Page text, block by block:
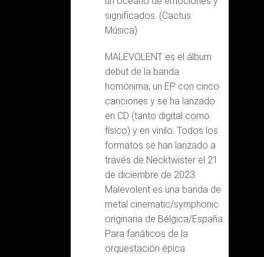
significados. (Cactus
Música)
MALEVOLENT es el álbum
debut de la banda
homónima, un EP con cinco
canciones y se ha lanzado
en CD (tanto digital como
físico) y en vinilo. Todos los
formatos se han lanzado a
través de Necktwister el 21
de diciembre de 2023.
Malevolent es una banda de
metal cinematic/symphonic
originaria de Bélgica/España.
Para fanáticos de la
orquestación épica